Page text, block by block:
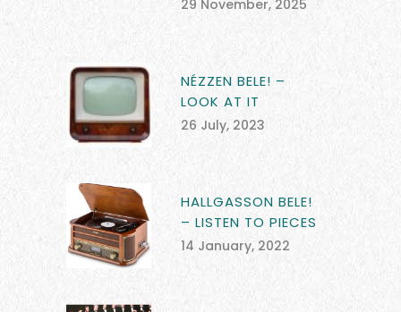
29 November, 2025
NÉZZEN BELE! –
LOOK AT IT
26 July, 2023
HALLGASSON BELE!
– LISTEN TO PIECES
14 January, 2022